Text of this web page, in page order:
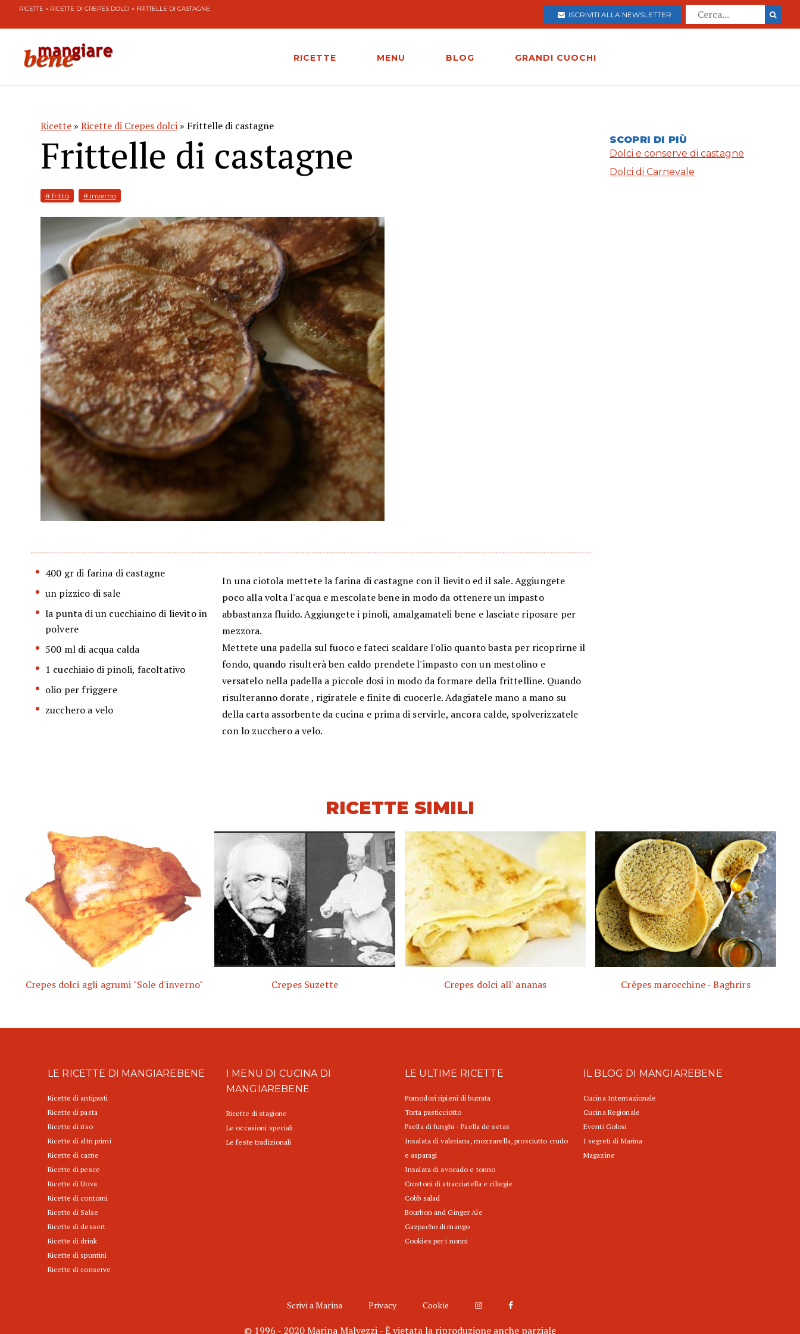
RICETTE » RICETTE DI CREPES DOLCI » FRITTELLE DI CASTAGNE
ISCRIVITI ALLA NEWSLETTER
RICETTE MENU BLOG GRANDI CUOCHI
Ricette » Ricette di Crepes dolci » Frittelle di castagne
Frittelle di castagne
# fritto # inverno
400 gr di farina di castagne
un pizzico di sale
la punta di un cucchiaino di lievito in
polvere
500 ml di acqua calda
1 cucchiaio di pinoli, facoltativo
olio per friggere
zucchero a velo
In una ciotola mettete la farina di castagne con il lievito ed il sale. Aggiungete
poco alla volta l'acqua e mescolate bene in modo da ottenere un impasto
abbastanza fluido. Aggiungete i pinoli, amalgamateli bene e lasciate riposare per
mezzora.
Mettete una padella sul fuoco e fateci scaldare l'olio quanto basta per ricoprirne il
fondo, quando risulterà ben caldo prendete l'impasto con un mestolino e
versatelo nella padella a piccole dosi in modo da formare della frittelline. Quando
risulteranno dorate , rigiratele e finite di cuocerle. Adagiatele mano a mano su
della carta assorbente da cucina e prima di servirle, ancora calde, spolverizzatele
con lo zucchero a velo.
SCOPRI DI PIÙ
Dolci e conserve di castagne
Dolci di Carnevale
RICETTE SIMILI
Crepes dolci agli agrumi "Sole d'inverno" Crepes Suzette Crepes dolci all' ananas Crêpes marocchine - Baghrirs
LE RICETTE DI MANGIAREBENE
Ricette di antipasti
Ricette di pasta
Ricette di riso
Ricette di altri primi
Ricette di carne
Ricette di pesce
Ricette di Uova
Ricette di contorni
Ricette di Salse
Ricette di dessert
Ricette di drink
Ricette di spuntini
Ricette di conserve
I MENU DI CUCINA DI
MANGIAREBENE
Ricette di stagione
Le occasioni speciali
Le feste tradizionali
LE ULTIME RICETTE
Pomodori ripieni di burrata
Torta pasticciotto
Paella di funghi - Paella de setas
Insalata di valeriana, mozzarella, prosciutto crudo
e asparagi
Insalata di avocado e tonno
Crostoni di stracciatella e ciliegie
Cobb salad
Bourbon and Ginger Ale
Gazpacho di mango
Cookies per i nonni
IL BLOG DI MANGIAREBENE
Cucina Internazionale
Cucina Regionale
Eventi Golosi
I segreti di Marina
Magazine
Scrivi a Marina Privacy Cookie
© 1996 - 2020 Marina Malvezzi - È vietata la riproduzione anche parziale